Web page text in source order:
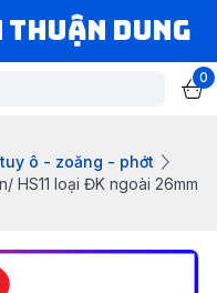
DUNG
0
ô - zoăng - phớt
HS11 loại ĐK ngoài 26mm